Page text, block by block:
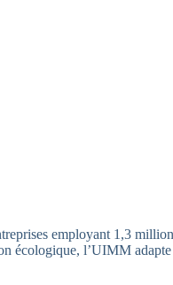
employant 1,3
l’UIMM